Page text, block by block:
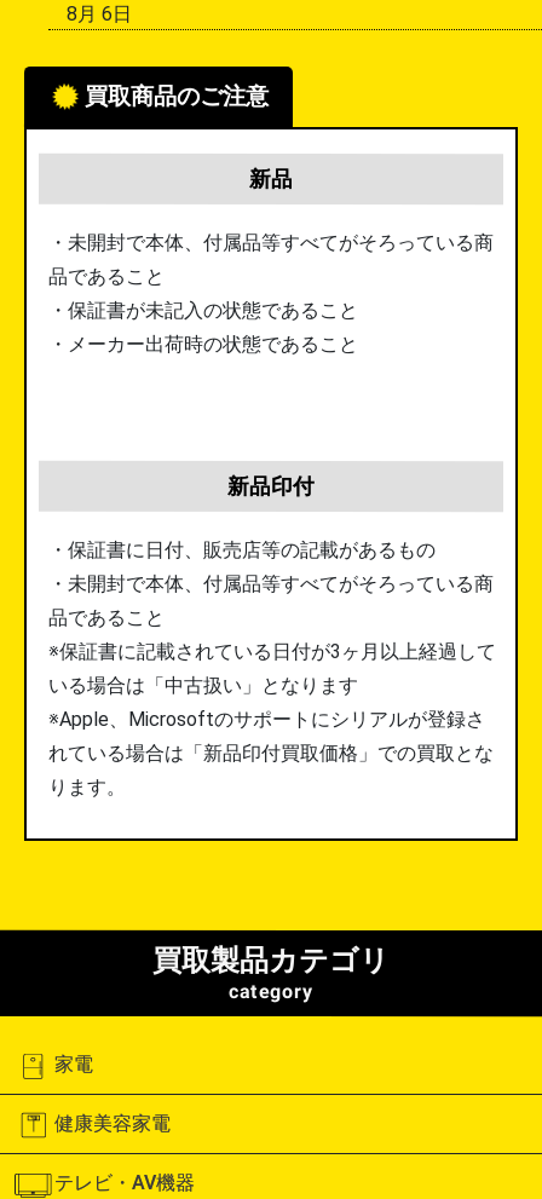
8月 6日
買取商品のご注意
新品
・未開封で本体、付属品等すべてがそろっている商
品であること
・保証書が未記入の状態であること
・メーカー出荷時の状態であること
新品印付
・保証書に日付、販売店等の記載があるもの
・未開封で本体、付属品等すべてがそろっている商
品であること
※保証書に記載されている日付が3ヶ月以上経過して
いる場合は「中古扱い」となります
※Apple、Microsoftのサポートにシリアルが登録さ
れている場合は「新品印付買取価格」での買取とな
ります。
買取製品カテゴリ
category
家電
健康美容家電
テレビ・AV機器